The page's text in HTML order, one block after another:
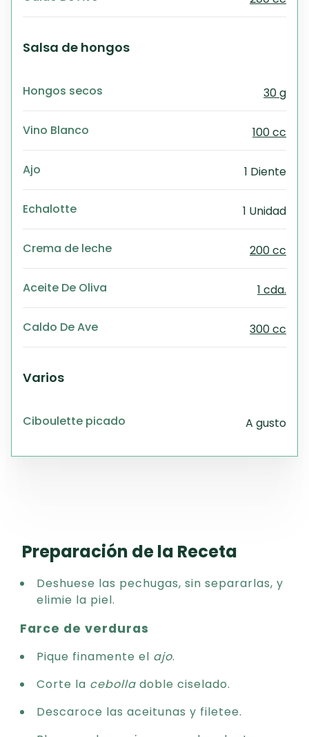
Salsa de hongos
Hongos secos 30 g
Vino Blanco 100 cc
Ajo 1 Diente
Echalotte 1 Unidad
Crema de leche 200 cc
Aceite De Oliva 1 cda.
Caldo De Ave 300 cc
Varios
Ciboulette picado A gusto
Preparación de la Receta
Deshuese las pechugas, sin separarlas, y
elimie la piel.
Farce de verduras
Pique finamente el ajo.
Corte la cebolla doble ciselado.
Descaroce las aceitunas y filetee.